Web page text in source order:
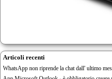
Articoli recenti
WhatsApp non riprende la chat dall' ultimo